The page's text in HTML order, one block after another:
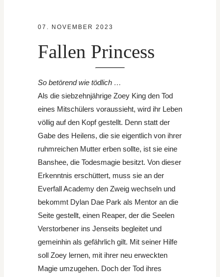
07. NOVEMBER 2023
Fallen Princess
So betörend wie tödlich …
Als die siebzehnjährige Zoey King den Tod
eines Mitschülers voraussieht, wird ihr Leben
völlig auf den Kopf gestellt. Denn statt der
Gabe des Heilens, die sie eigentlich von ihrer
ruhmreichen Mutter erben sollte, ist sie eine
Banshee, die Todesmagie besitzt. Von dieser
Erkenntnis erschüttert, muss sie an der
Everfall Academy den Zweig wechseln und
bekommt Dylan Dae Park als Mentor an die
Seite gestellt, einen Reaper, der die Seelen
Verstorbener ins Jenseits begleitet und
gemeinhin als gefährlich gilt. Mit seiner Hilfe
soll Zoey lernen, mit ihrer neu erweckten
Magie umzugehen. Doch der Tod ihres